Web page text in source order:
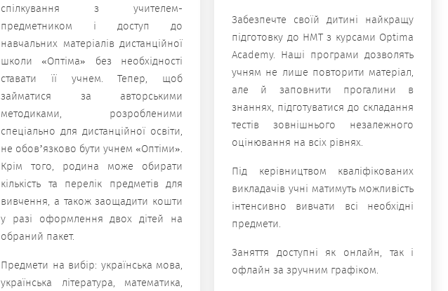
спілкування з учителем-
предметником і доступ до
навчальних матеріалів дистанційної
школи «Оптіма» без необхідності
ставати її учнем. Тепер, щоб
займатися за авторськими
методиками, розробленими
спеціально для дистанційної освіти,
не обов’язково бути учнем «Оптіми».
Крім того, родина може обирати
кількість та перелік предметів для
вивчення, а також заощадити кошти
у разі оформлення двох дітей на
обраний пакет.
Предмети на вибір: українська мова,
українська література, математика,
Забезпечте своїй дитині найкращу
підготовку до НМТ з курсами Optima
Academy. Наші програми дозволять
учням не лише повторити матеріал,
але й заповнити прогалини в
знаннях, підготуватися до складання
тестів зовнішнього незалежного
оцінювання на всіх рівнях.
Під керівництвом кваліфікованих
викладачів учні матимуть можливість
інтенсивно вивчати всі необхідні
предмети.
Заняття доступні як онлайн, так і
офлайн за зручним графіком.